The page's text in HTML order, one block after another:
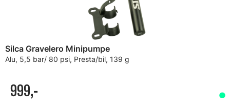
Silca Gravelero Minipumpe
Alu, 5,5 bar/ 80 psi, Presta/bil, 139 g
999,-